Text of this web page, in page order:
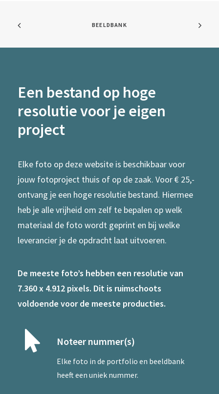
BEELDBANK
Een bestand op hoge
resolutie voor je eigen
project
Elke foto op deze website is beschikbaar voor
jouw fotoproject thuis of op de zaak. Voor € 25,-
ontvang je een hoge resolutie bestand. Hiermee
heb je alle vrijheid om zelf te bepalen op welk
materiaal de foto wordt geprint en bij welke
leverancier je de opdracht laat uitvoeren.
De meeste foto’s hebben een resolutie van
7.360 x 4.912 pixels. Dit is ruimschoots
voldoende voor de meeste producties.
Noteer nummer(s)
Elke foto in de portfolio en beeldbank
heeft een uniek nummer.